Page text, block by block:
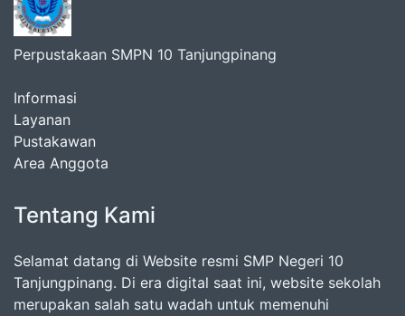
Perpustakaan SMPN 10 Tanjungpinang
Informasi
Layanan
Pustakawan
Area Anggota
Tentang Kami
Selamat datang di Website resmi SMP Negeri 10
Tanjungpinang. Di era digital saat ini, website sekolah
merupakan salah satu wadah untuk memenuhi